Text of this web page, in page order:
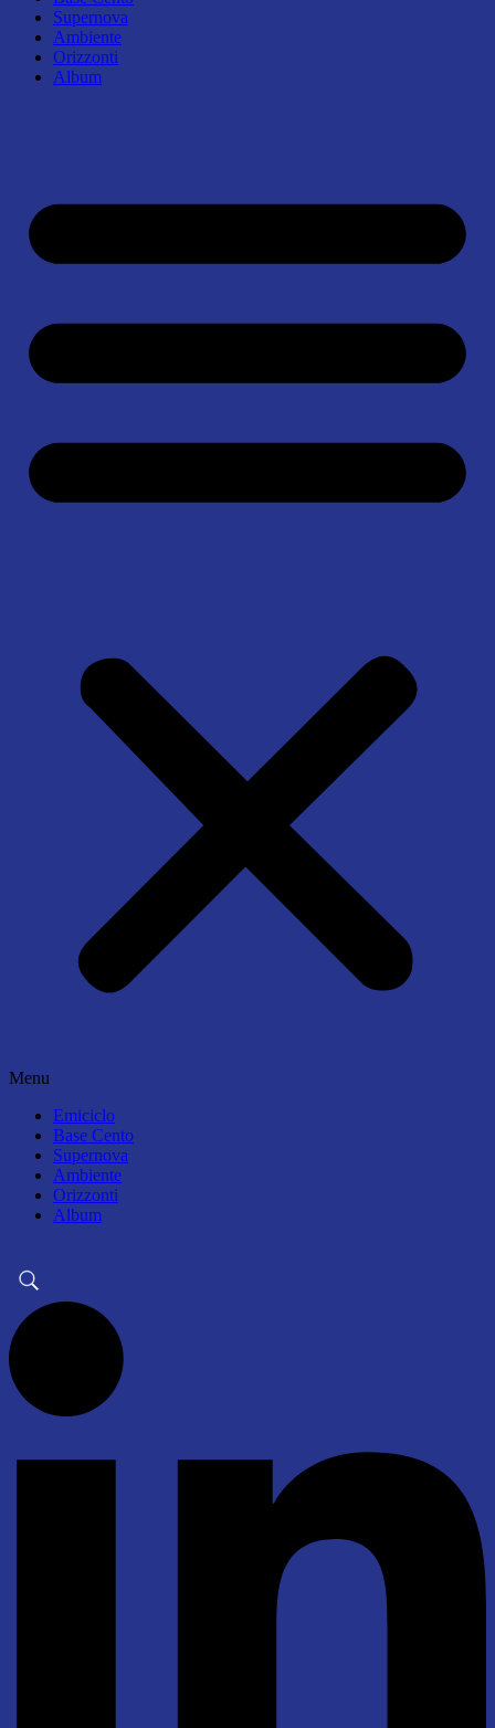
Supernova
Ambiente
Orizzonti
Album
Menu
Emiciclo
Base Cento
Supernova
Ambiente
Orizzonti
Album